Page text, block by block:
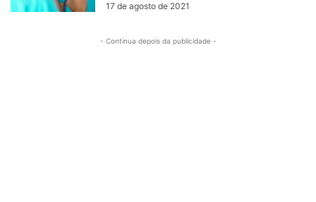
17 de agosto de 2021
- Continua depois da publicidade -